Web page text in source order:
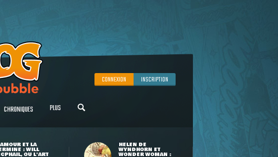
CONNEXION INSCRIPTION
CHRONIQUES PLUS
ET LA
: WILL
OU L'ART
HELEN DE
WYNDHORN ET
WONDER WOMAN :